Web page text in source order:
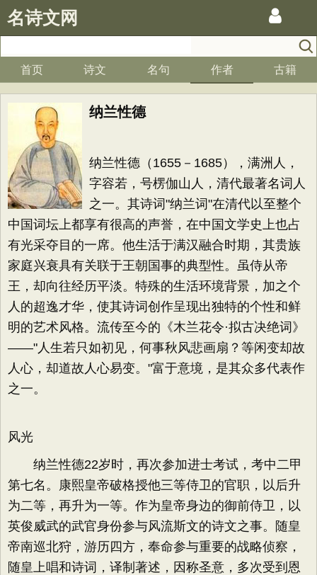
名诗文网
首页 诗文 名句 作者 古籍
纳兰性德
纳兰性德（1655－1685），满洲人，
字容若，号楞伽山人，清代最著名词人
之一。其诗词"纳兰词"在清代以至整个
中国词坛上都享有很高的声誉，在中国文学史上也占
有光采夺目的一席。他生活于满汉融合时期，其贵族
家庭兴衰具有关联于王朝国事的典型性。虽侍从帝
王，却向往经历平淡。特殊的生活环境背景，加之个
人的超逸才华，使其诗词创作呈现出独特的个性和鲜
明的艺术风格。流传至今的《木兰花令·拟古决绝词》
——"人生若只如初见，何事秋风悲画扇？等闲变却故
人心，却道故人心易变。"富于意境，是其众多代表作
之一。
风光
纳兰性德22岁时，再次参加进士考试，考中二甲
第七名。康熙皇帝破格授他三等侍卫的官职，以后升
为二等，再升为一等。作为皇帝身边的御前侍卫，以
英俊威武的武官身份参与风流斯文的诗文之事。随皇
帝南巡北狩，游历四方，奉命参与重要的战略侦察，
随皇上唱和诗词，译制著述，因称圣意，多次受到恩